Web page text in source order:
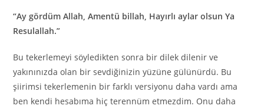
“Ay gördüm Allah, Amentü billah, Hayırlı aylar olsun Ya
Resulallah.”
Bu tekerlemeyi söyledikten sonra bir dilek dilenir ve
yakınınızda olan bir sevdiğinizin yüzüne gülünürdü. Bu
şiirimsi tekerlemenin bir farklı versiyonu daha vardı ama
ben kendi hesabıma hiç terennüm etmezdim. Onu daha